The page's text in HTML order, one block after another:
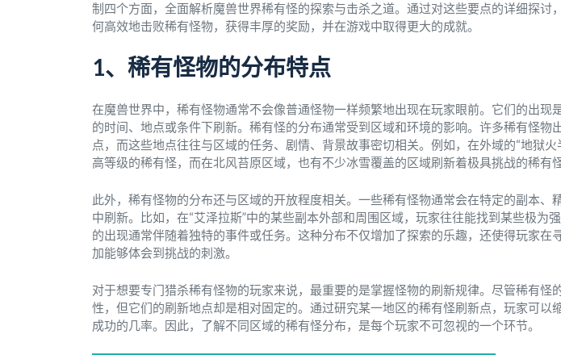
制四个方面，全面解析魔兽世界稀有怪的探索与击杀之道。通过对这些要点的详细探讨
何高效地击败稀有怪物，获得丰厚的奖励，并在游戏中取得更大的成就。
1、稀有怪物的分布特点
在魔兽世界中，稀有怪物通常不会像普通怪物一样频繁地出现在玩家眼前。它们的出现
的时间、地点或条件下刷新。稀有怪的分布通常受到区域和环境的影响。许多稀有怪物
点，而这些地点往往与区域的任务、剧情、背景故事密切相关。例如，在外域的“地狱火
高等级的稀有怪，而在北风苔原区域，也有不少冰雪覆盖的区域刷新着极具挑战的稀有怪
此外，稀有怪物的分布还与区域的开放程度相关。一些稀有怪物通常会在特定的副本、
中刷新。比如，在“艾泽拉斯”中的某些副本外部和周围区域，玩家往往能找到某些极为
的出现通常伴随着独特的事件或任务。这种分布不仅增加了探索的乐趣，还使得玩家在
加能够体会到挑战的刺激。
对于想要专门猎杀稀有怪物的玩家来说，最重要的是掌握怪物的刷新规律。尽管稀有怪
性，但它们的刷新地点却是相对固定的。通过研究某一地区的稀有怪刷新点，玩家可以
成功的几率。因此，了解不同区域的稀有怪分布，是每个玩家不可忽视的一个环节。